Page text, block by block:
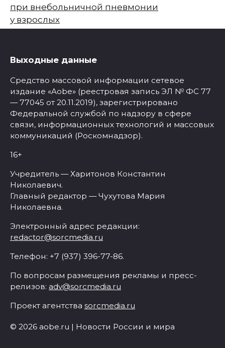
при внебольничной пневмонии
у взрослых
Выходные данные
Средство массовой информации сетевое
издание «Aobe» (реестровая запись ЭЛ № ФС 77
— 77045 от 20.11.2019), зарегистрировано
Федеральной службой по надзору в сфере
связи, информационных технологий и массовых
коммуникаций (Роскомнадзор).
16+
Учредитель — Харитонов Константин
Николаевич.
Главный редактор — Чухутова Мария
Николаевна.
Электронный адрес редакции:
redactor@sorcmedia.ru
Телефон: +7 (937) 396-77-86.
По вопросам размещения рекламы и пресс-
релизов: adv@sorcmedia.ru
Проект агентства sorcmedia.ru
© 2026 aobe.ru | Новости России и мира